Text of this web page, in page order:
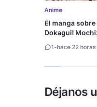
Anime
El manga
Dokagui!
1-hace 22 horas
Déjanos